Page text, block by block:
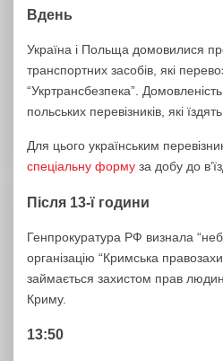
Вдень
Україна і Польща домовилися
транспортних засобів, які
“Укртрансбезпека”.
польських перевізників, які
Для цього українським
спеціальну форму за добу до
Після 13-ї години
Генпрокуратура РФ визнала
організацію “Кримська
займається захистом прав
Криму.
13:50